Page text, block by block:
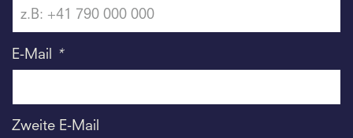
E-Mail *
Zweite E-Mail